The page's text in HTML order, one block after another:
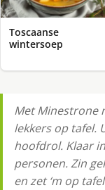
Toscaanse
wintersoep
Met Minestrone
lekkers op tafel.
hoofdrol. Klaar
personen. Zin
en zet ‘m op